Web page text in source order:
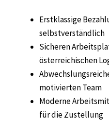
Erstklassige
selbstverständlich
Sicheren
österreichischen
motivierten Team
Moderne
für die Zustellung